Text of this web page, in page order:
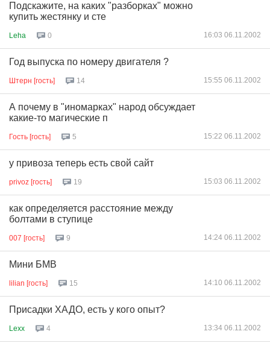
Подскажите, на каких "разборках" можно
купить жестянку и сте
Leha 0 16:03 06.11.2002
Год выпуска по номеру двигателя ?
Штерн [гость] 14 15:55 06.11.2002
А почему в "иномарках" народ обсуждает
какие-то магические п
Гость [гость] 5 15:22 06.11.2002
у привоза теперь есть свой сайт
privoz [гость] 19 15:03 06.11.2002
как определяется расстояние между
болтами в ступице
007 [гость] 9 14:24 06.11.2002
Мини БМВ
lilian [гость] 15 14:10 06.11.2002
Присадки ХАДО, есть у кого опыт?
Lexx 4 13:34 06.11.2002